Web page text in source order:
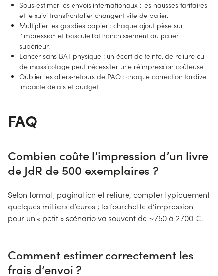
Sous‑estimer les envois internationaux : les hausses tarifaires
et le suivi transfrontalier changent vite de palier.
Multiplier les goodies papier : chaque ajout pèse sur
l’impression et bascule l’affranchissement au palier
supérieur.
Lancer sans BAT physique : un écart de teinte, de reliure ou
de massicotage peut nécessiter une réimpression coûteuse.
Oublier les allers‑retours de PAO : chaque correction tardive
impacte délais et budget.
FAQ
Combien coûte l’impression d’un livre
de JdR de 500 exemplaires ?
Selon format, pagination et reliure, compter typiquement
quelques milliers d’euros ; la fourchette d’impression
pour un « petit » scénario va souvent de ~750 à 2 700 €.
Comment estimer correctement les
frais d’envoi ?